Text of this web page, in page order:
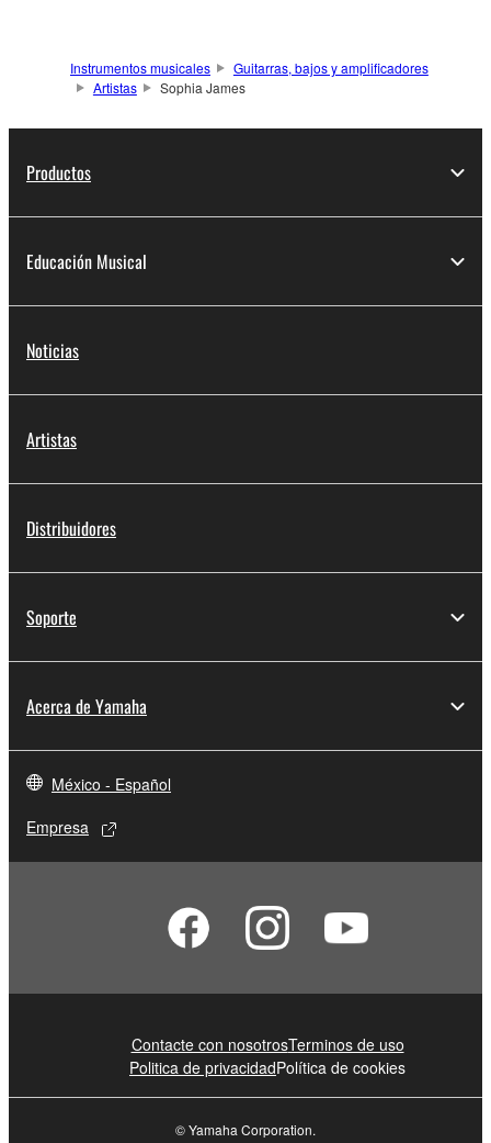
Instrumentos musicales
Guitarras, bajos y amplificadores
Artistas
Sophia James
Productos
Educación Musical
Noticias
Artistas
Distribuidores
Soporte
Acerca de Yamaha
México - Español
Empresa
Contacte con nosotrosTerminos de uso
Politica de privacidadPolítica de cookies
© Yamaha Corporation.